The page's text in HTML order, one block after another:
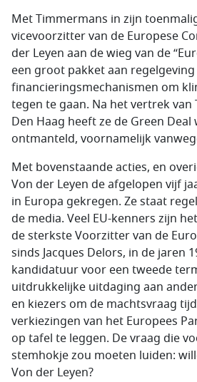
Met Timmermans in zijn
vicevoorzitter van de Europese
der Leyen aan de wieg van de
een groot pakket aan regelgeving
financieringsmechanismen om
tegen te gaan. Na het vertrek
Den Haag heeft ze de Green
ontmanteld, voornamelijk
Met bovenstaande acties, en
Von der Leyen de afgelopen vijf
in Europa gekregen. Ze staat
de media. Veel EU-kenners zijn
de sterkste Voorzitter van de
sinds Jacques Delors, in de jaren
kandidatuur voor een tweede
uitdrukkelijke uitdaging aan
en kiezers om de machtsvraag
verkiezingen van het Europees
op tafel te leggen. De vraag die
stemhokje zou moeten luiden:
Von der Leyen?